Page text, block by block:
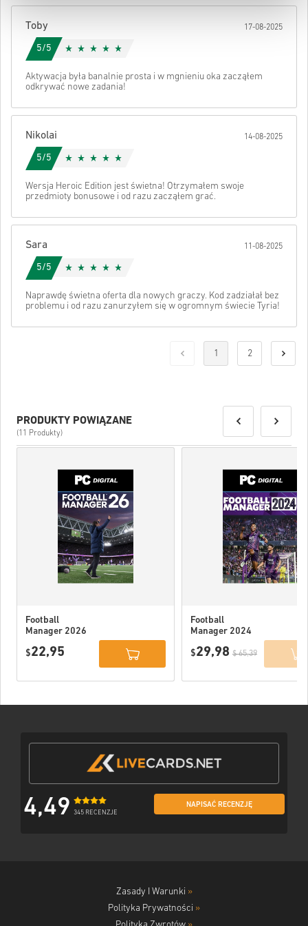
Po wszystkim otrzymasz e-mail z bezpiecznym linkiem do swojego
kodu.
Toby 17-08-2025
5/5
Aktywacja była banalnie prosta i w mgnieniu oka zacząłem
odkrywać nowe zadania!
Nikolai 14-08-2025
5/5
Wersja Heroic Edition jest świetna! Otrzymałem swoje
przedmioty bonusowe i od razu zacząłem grać.
Sara 11-08-2025
5/5
Naprawdę świetna oferta dla nowych graczy. Kod zadziałał bez
problemu i od razu zanurzyłem się w ogromnym świecie Tyria!
1 2
PRODUKTY POWIĄZANE
(11 Produkty)
Football
Manager 2026
Website) EU
$22,95
Football
Manager 2024
Website) EU
$29,98 $ 65,39
4,49 345 RECENZJE
NAPISAĆ RECENZJĘ
Zasady I Warunki »
Polityka Prywatności »